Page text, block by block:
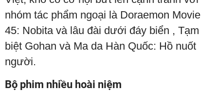
nhóm tác phẩm ngoại là Doraemon Movie
45: Nobita và lâu đài dưới đáy biển , Tạm
biệt Gohan và Ma da Hàn Quốc: Hồ nuốt
người.
Bộ phim nhiều hoài niệm